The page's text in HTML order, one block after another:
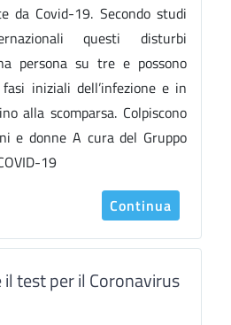
da Covid-19. Secondo studi
questi disturbi
persona su tre e possono
iniziali dell’infezione e in
alla scomparsa. Colpiscono
e donne A cura del Gruppo
19
Continua
test per il Coronavirus